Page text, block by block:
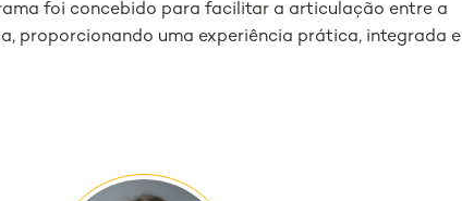
foi concebido para facilitar a articulação entre a
proporcionando uma experiência prática, integrada e